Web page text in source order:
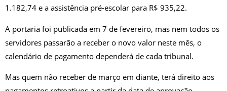
1.182,74 e a assistência pré-escolar para R$ 935,22.
A portaria foi publicada em 7 de fevereiro, mas nem todos os
servidores passarão a receber o novo valor neste mês, o
calendário de pagamento dependerá de cada tribunal.
Mas quem não receber de março em diante, terá direito aos